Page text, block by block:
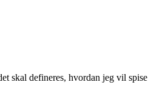
skal defineres, hvordan jeg vil